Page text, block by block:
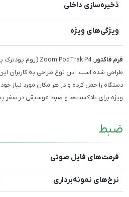
ذخیره‌سازی داخلی
ویژگی‌های ویژه
فرم فاکتور
طراحی شده است. این نوع طراحی به کاربران
دستگاه را حمل کرده و در هر مکان مورد نیاز
ویژه برای پادکست‌ها و ضبط موسیقی در سفر
ضبط
فرمت‌های فایل صوتی
نرخ‌های نمونه‌برداری